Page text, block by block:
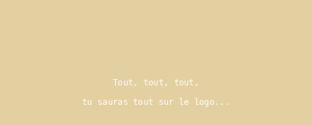
Tout, tout, tout,
tu sauras tout sur le logo.. .